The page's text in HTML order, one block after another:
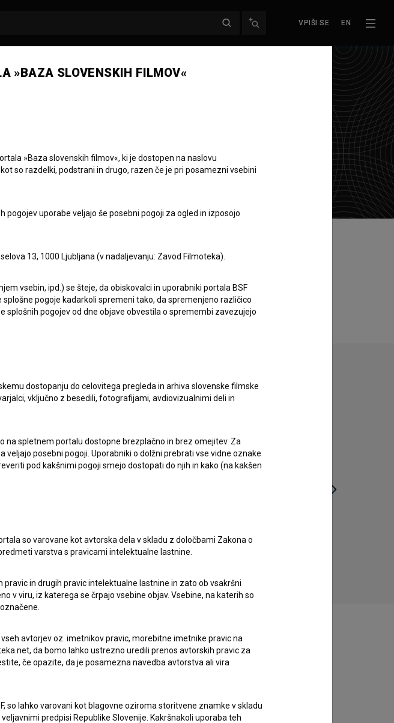
VPIŠI SE EN
jeRisk (2018).
si
Minuta za umor (1962)
»BAZA SLOVENSKIH FILMOV«
»Baza slovenskih filmov«, ki je dostopen na naslovu
so razdelki, podstrani in drugo, razen če je pri posamezni vsebini
uporabe veljajo še posebni pogoji za ogled in izposojo
13, 1000 Ljubljana (v nadaljevanju: Zavod Filmoteka).
vsebin, ipd.) se šteje, da obiskovalci in uporabniki portala BSF
pogoje kadarkoli spremeni tako, da spremenjeno različico
splošnih pogojev od dne objave obvestila o spremembi zavezujejo
dostopanju do celovitega pregleda in arhiva slovenske filmske
vključno z besedili, fotografijami, avdiovizualnimi deli in
na spletnem portalu dostopne brezplačno in brez omejitev. Za
posebni pogoji. Uporabniki o dolžni prebrati vse vidne oznake
pod kakšnimi pogoji smejo dostopati do njih in kako (na kakšen
so varovane kot avtorska dela v skladu z določbami Zakona o
varstva s pravicami intelektualne lastnine.
in drugih pravic intelektualne lastnine in zato ob vsakršni
v viru, iz katerega se črpajo vsebine objav. Vsebine, na katerih so
avtorjev oz. imetnikov pravic, morebitne imetnike pravic na
da bomo lahko ustrezno uredili prenos avtorskih pravic za
če opazite, da je posamezna navedba avtorstva ali vira
so lahko varovani kot blagovne oziroma storitvene znamke v skladu
predpisi Republike Slovenije. Kakršnakoli uporaba teh